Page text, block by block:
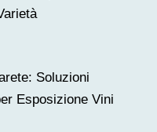
Soluzioni
Esposizione Vini